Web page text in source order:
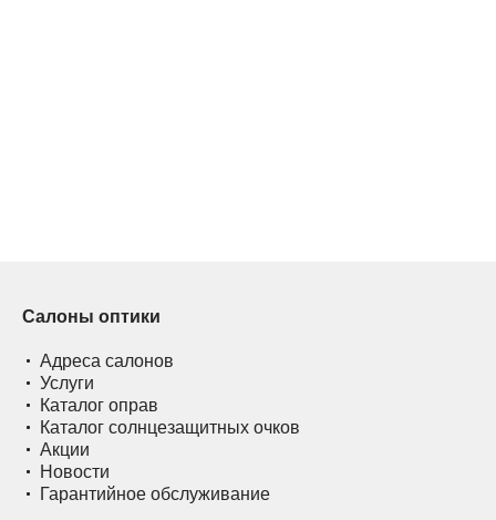
Салоны оптики
Адреса салонов
Услуги
Каталог оправ
Каталог солнцезащитных очков
Акции
Новости
Гарантийное обслуживание